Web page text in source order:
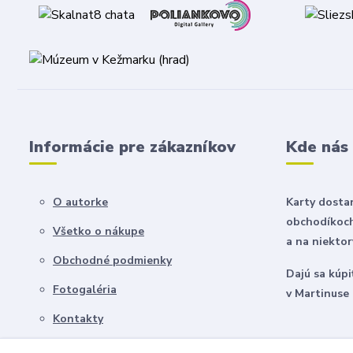
Informácie pre zákazníkov
O autorke
Všetko o nákupe
Obchodné podmienky
Fotogaléria
Kontakty
Kde
Karty
a na
Dajú sa
v Martinuse